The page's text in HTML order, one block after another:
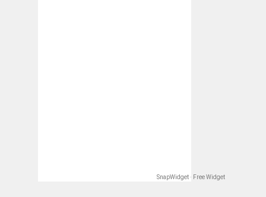
SnapWidget · Free Widget